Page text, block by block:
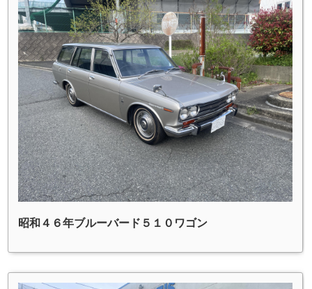
昭和４６年ブルーバード５１０ワゴン